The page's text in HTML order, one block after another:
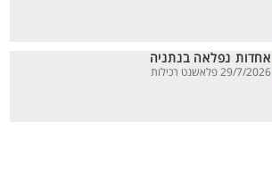
אחדות נפלאה בנתניה
29/7/2026 פלאשנט רכילות